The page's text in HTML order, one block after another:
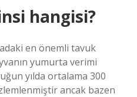
hangisi?
en önemli tavuk
yumurta verimi
yılda ortalama 300
ancak bazen